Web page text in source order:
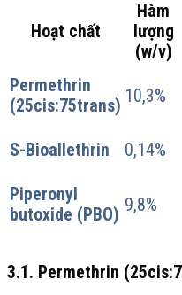
Hoạt chất
Hàm
lượng
(w/v)
Permethrin
(25cis:75trans) 10,3%
S-Bioallethrin
0,14%
Piperonyl
butoxide (PBO) 9,8%
3.1. Permethrin